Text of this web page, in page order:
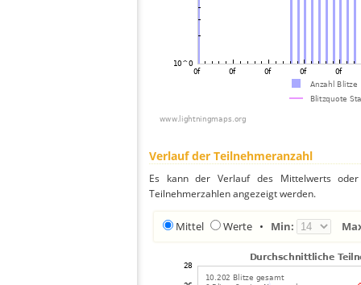
Verlauf der Teilnehmeranzahl
Es kann der Verlauf des Mittelwerts
Teilnehmerzahlen angezeigt werden.
Mittel Werte • Min: